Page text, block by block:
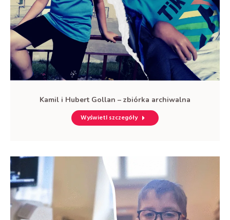
Kamil i Hubert Gollan – zbiórka archiwalna
Wyświetl szczegóły